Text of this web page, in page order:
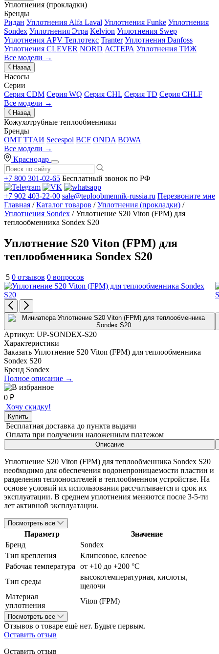
Уплотнения (прокладки)
Бренды
Ридан Уплотнения Alfa Laval Уплотнения Funke Уплотнения
Sondex Уплотнения Этра Kelvion Уплотнения Swep
Уплотнения APV Теплотекс Tranter Уплотнения Danfoss
Уплотнения CLEVER NORD АСТЕРА Уплотнения ТИЖ
Все модели →
Назад
Насосы
Серии
Серия CDM Серия WQ Серия CHL Серия TD Серия CHLF
Все модели →
Назад
Кожухотрубные теплообменники
Бренды
OMT ТТАИ Secespol BCF ONDA BOWA
Все модели →
Краснодар
+7 800 301-02-65 Бесплатный звонок по РФ
+7 902 403-22-00 sale@teploobmennik-russia.ru Перезвоните мне
Главная /Каталог товаров /Уплотнения (прокладки) /
Уплотнения Sondex / Уплотнение S20 Viton (FPM) для
теплообменника Sondex S20
Уплотнение S20 Viton (FPM) для
теплообменника Sondex S20
5 0 отзывов 0 вопросов
Артикул: UP-SONDEX-S20
Характеристики
Заказать Уплотнение S20 Viton (FPM) для теплообменника
Sondex S20
Бренд Sondex
Полное описание →
0 ₽
Хочу скидку!
Купить
Бесплатная доставка до пункта выдачи
Оплата при получении наложенным платежом
Описание
Уплотнение S20 Viton (FPM) для теплообменника Sondex S20
необходимо для обеспечения водонепроницаемости пластин и
разделения теплоносителей в теплообменном устройстве. На
основе условий их использования рассчитывается и срок их
эксплуатации. В среднем уплотнения меняются после 3-5-ти
лет активной эксплуатации.
Посмотреть все
Параметр
Значение
Бренд
Sondex
Тип крепления
Клипсовое, клеевое
Рабочая температура
от +10 до +200 °С
Тип среды
высокотемпературная, кислоты,
щелочи
Материал
уплотнения
Viton (FPM)
Посмотреть все
Отзывов о товаре ещё нет. Будьте первым.
Оставить отзыв
Оставить отзыв